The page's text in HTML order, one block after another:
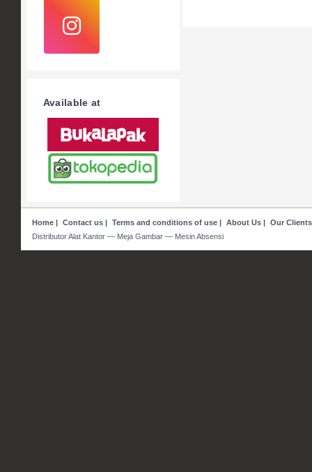
Available at
Home| Contact us| Terms and conditions of use| About Us| Our Clients
Distributor Alat Kantor — Meja Gambar — Mesin Absensi